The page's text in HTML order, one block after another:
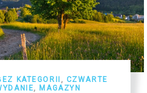
KATEGORII , CZWARTE
, MAGAZYN